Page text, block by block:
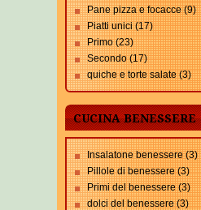
Pane pizza e focacce (9)
Piatti unici (17)
Primo (23)
Secondo (17)
quiche e torte salate (3)
CUCINA BENESSERE
Insalatone benessere (3)
Pillole di benessere (3)
Primi del benessere (3)
dolci del benessere (3)